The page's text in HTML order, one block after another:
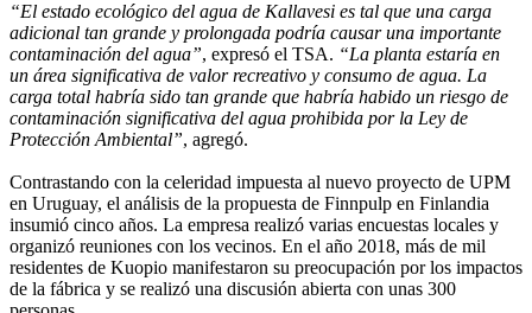
“El estado ecológico del agua de Kallavesi es tal que una carga
adicional tan grande y prolongada podría causar una importante
contaminación del agua”, expresó el TSA. “La planta estaría en
un área significativa de valor recreativo y consumo de agua. La
carga total habría sido tan grande que habría habido un riesgo de
contaminación significativa del agua prohibida por la Ley de
Protección Ambiental”, agregó.
Contrastando con la celeridad impuesta al nuevo proyecto de UPM
en Uruguay, el análisis de la propuesta de Finnpulp en Finlandia
insumió cinco años. La empresa realizó varias encuestas locales y
organizó reuniones con los vecinos. En el año 2018, más de mil
residentes de Kuopio manifestaron su preocupación por los impactos
de la fábrica y se realizó una discusión abierta con unas 300